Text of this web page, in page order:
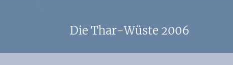
Die Thar-Wüste 2006